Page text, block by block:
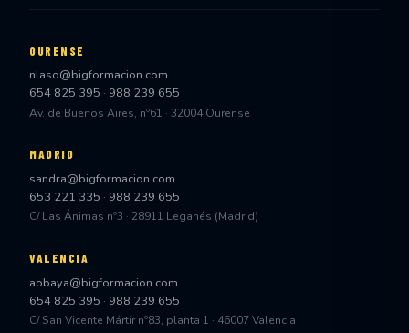
OURENSE
nlaso@bigformacion.com
654 825 395 · 988 239 655
Av. de Buenos Aires, nº61 · 32004 Ourense
MADRID
sandra@bigformacion.com
653 221 335 · 988 239 655
C/ Las Ánimas nº3 · 28911 Leganés (Madrid)
VALENCIA
aobaya@bigformacion.com
654 825 395 · 988 239 655
C/ San Vicente Mártir nº83, planta 1 · 46007 Valencia